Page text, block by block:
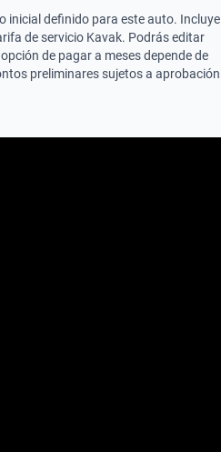
inicial definido para este auto. Incluye
de servicio Kavak. Podrás editar
de pagar a meses depende de
preliminares sujetos a aprobación